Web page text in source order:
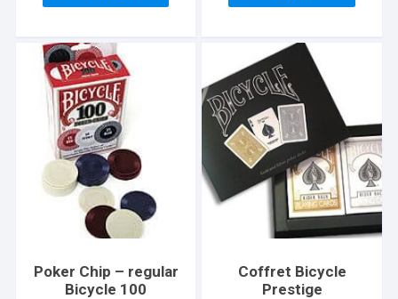
Poker Chip – regular
Bicycle 100
Coffret Bicycle
Prestige